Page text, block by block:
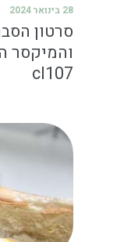
28 בינואר 2024
סרטון
והמיקסר
cI107